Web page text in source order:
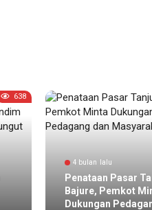
638
4 bulan lalu
Penataan Pasar
Bajure, Pemkot
Dukungan